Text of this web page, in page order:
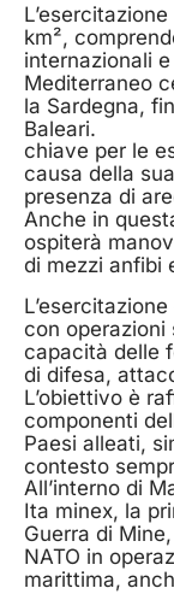
km²,
internazionali
Mediterraneo
la Sardegna,
Baleari.
chiave per le
causa della
presenza di
Anche in
ospiterà
di mezzi anfibi
con operazioni
capacità delle
di difesa,
L’obiettivo è
componenti
Paesi alleati,
contesto
All’interno di
Ita minex, la
Guerra di
NATO in
marittima,